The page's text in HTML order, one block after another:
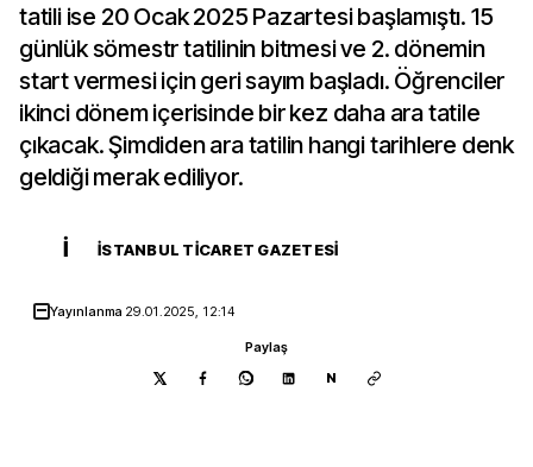
tatili ise 20 Ocak 2025 Pazartesi başlamıştı. 15
günlük sömestr tatilinin bitmesi ve 2. dönemin
start vermesi için geri sayım başladı. Öğrenciler
ikinci dönem içerisinde bir kez daha ara tatile
çıkacak. Şimdiden ara tatilin hangi tarihlere denk
geldiği merak ediliyor.
İ İSTANBUL TICARET GAZETESI
Yayınlanma 29.01.2025, 12:14
Paylaş
N